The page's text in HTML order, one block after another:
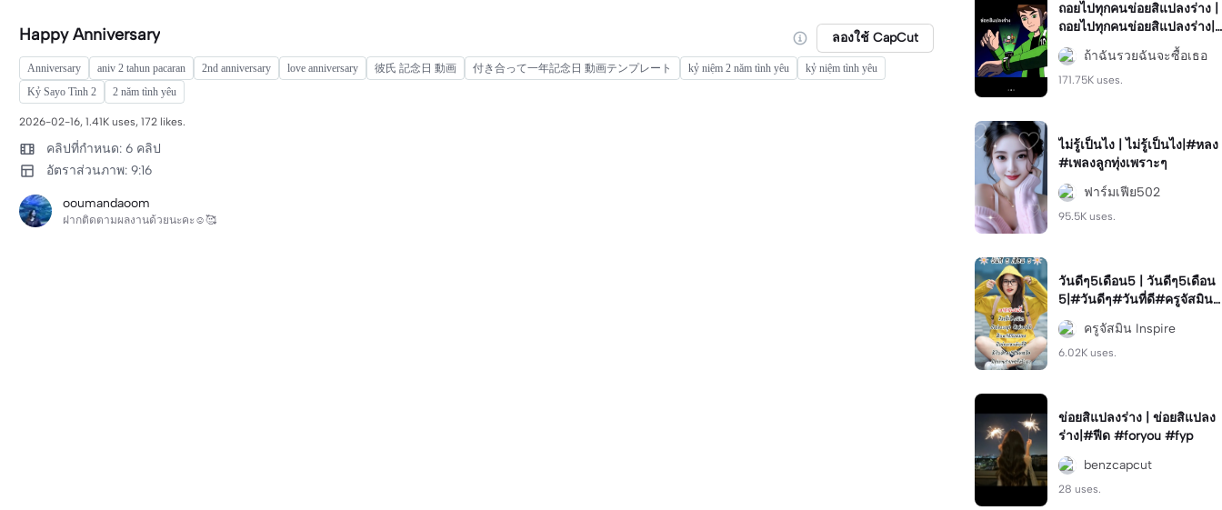
Happy Anniversary ลองใช้ CapCut
Anniversary aniv 2 tahun pacaran 2nd anniversary love anniversary 彼氏 記念日 動画 付き合って一年記念日 動画テンプレート kỷ niệm 2 năm tình yêu
kỷ niệm tình yêu
Kỷ Sayo Tình 2
2 năm tình yêu
2026-02-16, 1.41K uses, 172 likes.
คลิปที่กำหนด: 6 คลิป
อัตราส่วนภาพ: 9:16
ooumandaoom
ฝากติดตามผลงานด้วยนะคะ☺️🥰
ถอยไปทุกคนข่อยสิแปลงร่าง |
ถอยไปทุกคนข่อยสิแปลงร่าง|
#capcut #viral #ฮิต #มาแร
ง #ฟีดถ้าฉันรวยฉันจะซื้อเธอ
171.75K uses.
ไม่รู้เป็นไง | ไม่รู้เป็นไง|#หลง
#เพลงลูกทุ่งเพราะๆ
ฟาร์มเฟีย502
95.5K uses.
วันดีๆ5เดือน5 | วันดีๆ5เดือน
5|#วันดีๆ#วันที่ดี#ครูจัสมิน
#วันดี
ครูจัสมิน Inspire
6.02K uses.
ข่อยสิแปลงร่าง | ข่อยสิแปลง
ร่าง|#ฟีด #foryou #fyp
benzcapcut
28 uses.